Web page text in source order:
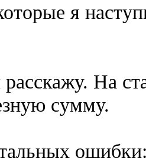
я
На
сумму.